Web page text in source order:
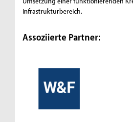
Infrastrukturbereich.
Assoziierte Partner: